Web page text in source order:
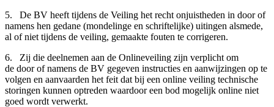
5. De BV heeft tijdens de Veiling het recht onjuistheden in door of
namens hen gedane (mondelinge en schriftelijke) uitingen alsmede,
al of niet tijdens de veiling, gemaakte fouten te corrigeren.
6. Zij die deelnemen aan de Onlineveiling zijn verplicht om
de door of namens de BV gegeven instructies en aanwijzingen op te
volgen en aanvaarden het feit dat bij een online veiling technische
storingen kunnen optreden waardoor een bod mogelijk online niet
goed wordt verwerkt.